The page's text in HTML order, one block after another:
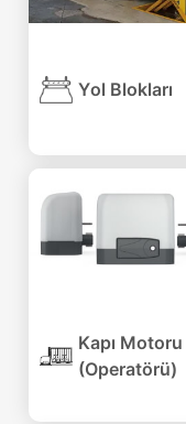
Medya
Yol Blokları
Kapı Motoru
(Operatörü)